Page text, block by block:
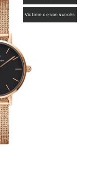
Victime de son succès